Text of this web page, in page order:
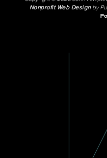
Nonprofit Web Designby